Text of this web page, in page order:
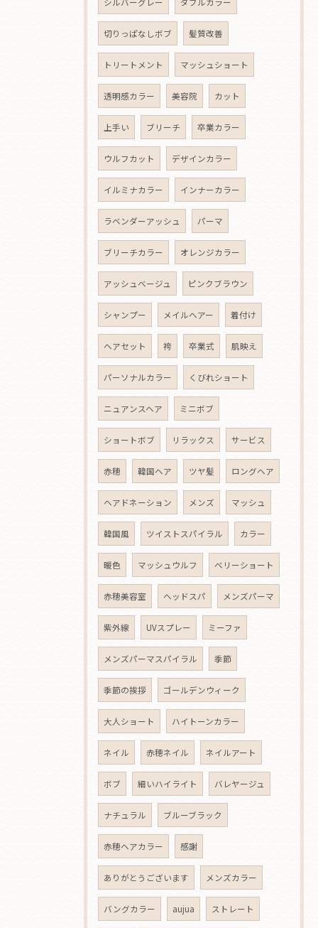
切りっぱなしボブ 髪質改善
トリートメント マッシュショート
透明感カラー 美容院 カット
上手い ブリーチ 卒業カラー
ウルフカット デザインカラー
イルミナカラー インナーカラー
ラベンダーアッシュ パーマ
ブリーチカラー オレンジカラー
アッシュベージュ ピンクブラウン
シャンプー メイルヘアー 着付け
ヘアセット 袴 卒業式 肌映え
パーソナルカラー くびれショート
ニュアンスヘア ミニボブ
ショートボブ リラックス サービス
赤穂 韓国ヘア ツヤ髪 ロングヘア
ヘアドネーション メンズ マッシュ
韓国風 ツイストスパイラル カラー
暖色 マッシュウルフ ベリーショート
赤穂美容室 ヘッドスパ メンズパーマ
紫外線 UVスプレー ミーファ
メンズパーマスパイラル 季節
季節の挨拶 ゴールデンウィーク
大人ショート ハイトーンカラー
ネイル 赤穂ネイル ネイルアート
ボブ 細いハイライト バレヤージュ
ナチュラル ブルーブラック
赤穂ヘアカラー 感謝
ありがとうございます メンズカラー
バングカラー aujua ストレート